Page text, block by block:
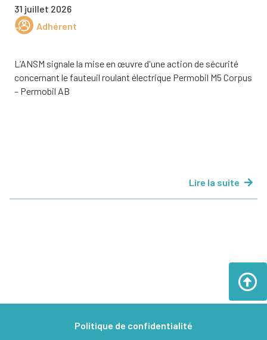
31 juillet 2026
Adhérent
L’ANSM signale la mise en œuvre d'une action de sécurité
concernant le fauteuil roulant électrique Permobil M5 Corpus
– Permobil AB
Lire la suite
Politique de confidentialité